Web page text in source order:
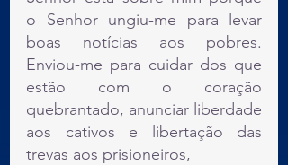
o Senhor ungiu-me para levar
boas notícias aos pobres.
Enviou-me para cuidar dos que
estão com o coração
quebrantado, anunciar liberdade
aos cativos e libertação das
trevas aos prisioneiros,